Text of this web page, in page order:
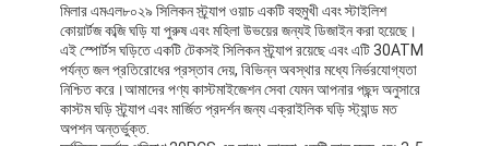
মিলার এমএল৮০২৯ সিলিকন স্ট্র্যাপ ওয়াচ একটি বহুমুখী এবং স্টাইলিশ
কোয়ার্টজ কব্জি ঘড়ি যা পুরুষ এবং মহিলা উভয়ের জন্যই ডিজাইন করা হয়েছে।
এই স্পোর্টস ঘড়িতে একটি টেকসই সিলিকন স্ট্র্যাপ রয়েছে এবং এটি 30ATM
পর্যন্ত জল প্রতিরোধের প্রস্তাব দেয়, বিভিন্ন অবস্থার মধ্যে নির্ভরযোগ্যতা
নিশ্চিত করে।আমাদের পণ্য কাস্টমাইজেশন সেবা যেমন আপনার পছন্দ অনুসারে
কাস্টম ঘড়ি স্ট্র্যাপ এবং মার্জিত প্রদর্শন জন্য এক্রাইলিক ঘড়ি স্ট্যান্ড মত
অপশন অন্তর্ভুক্ত.